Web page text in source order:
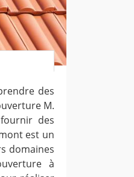
des
M.
des
est un
domaines
à